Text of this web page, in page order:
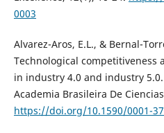
0003
Alvarez-Aros, E.L., & Bernal-
Technological competitiveness
in industry 4.0 and industry
Academia Brasileira De
https://doi.org/10.1590/0001-